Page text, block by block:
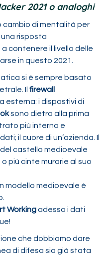
2021 o analoghi
cambio di mentalità per
risposta
contenere il livello delle
in questo 2021.
si è sempre basato
Il firewall
esterna: i dispostivi di
sono dietro alla prima
più interno e
il cuore di un’azienda. Il
castello medioevale
più cinte murarie al suo
modello medioevale è
Workingadesso i dati
che dobbiamo dare
di difesa sia già stata